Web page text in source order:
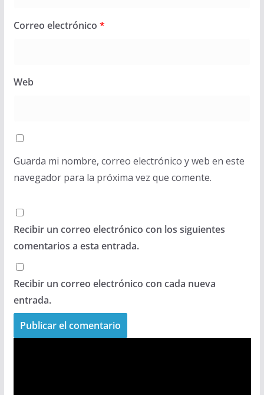
Correo electrónico *
Web
Guarda mi nombre, correo electrónico y web en este
navegador para la próxima vez que comente.
Recibir un correo electrónico con los siguientes
comentarios a esta entrada.
Recibir un correo electrónico con cada nueva
entrada.